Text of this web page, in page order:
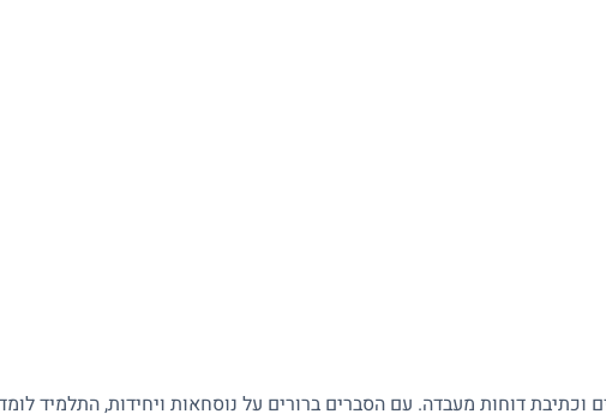
וכתיבת דוחות מעבדה. עם הסברים ברורים על נוסחאות ויחידות, התלמיד